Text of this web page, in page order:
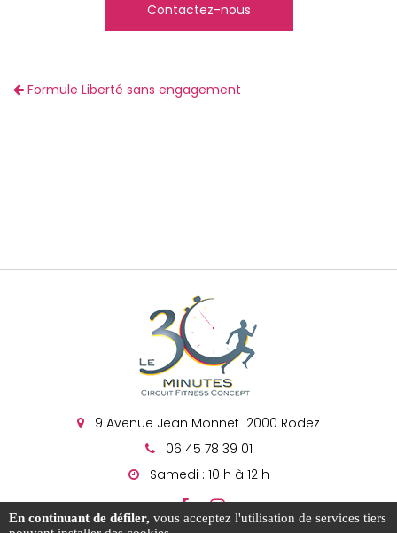
Contactez-nous
Formule Liberté sans engagement
9 Avenue Jean Monnet 12000 Rodez
06 45 78 39 01
Samedi : 10 h à 12 h
En continuant de défiler, vous acceptez l'utilisation de services tiers